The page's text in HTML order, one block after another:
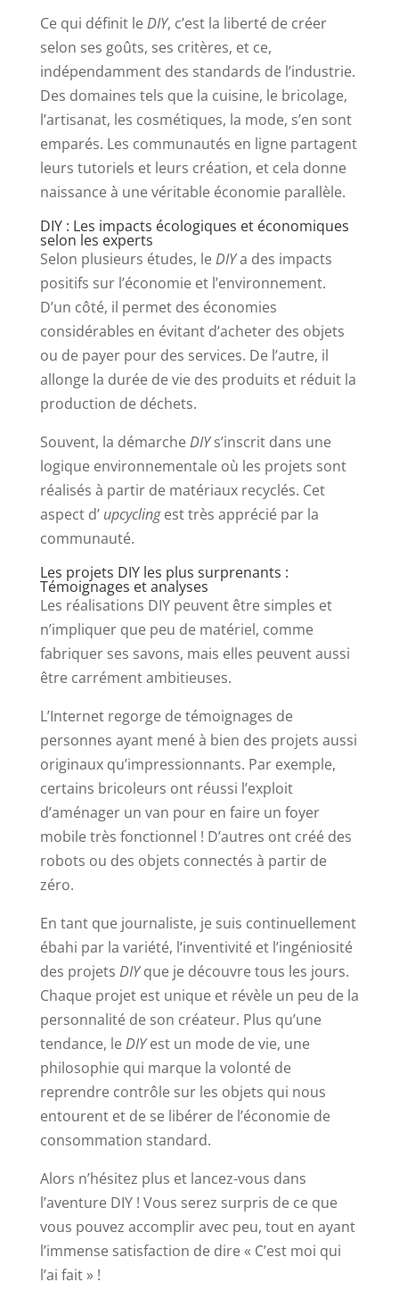
Ce qui définit leDIY, c’est la liberté de créer
selon ses goûts, ses critères, et ce,
indépendamment des standards de l’industrie.
Des domaines tels que la cuisine, le bricolage,
l’artisanat, les cosmétiques, la mode, s’en sont
emparés. Les communautés en ligne partagent
leurs tutoriels et leurs création, et cela donne
naissance à une véritable économie parallèle.
DIY : Les impacts écologiques et économiques
selon les experts
Selon plusieurs études, leDIYa des impacts
positifs sur l’économie et l’environnement.
D’un côté, il permet des économies
considérables en évitant d’acheter des objets
ou de payer pour des services. De l’autre, il
allonge la durée de vie des produits et réduit la
production de déchets.
Souvent, la démarcheDIYs’inscrit dans une
logique environnementale où les projets sont
réalisés à partir de matériaux recyclés. Cet
aspect d’ upcyclingest très apprécié par la
communauté.
Les projets DIY les plus surprenants :
Témoignages et analyses
Les réalisations DIY peuvent être simples et
n’impliquer que peu de matériel, comme
fabriquer ses savons, mais elles peuvent aussi
être carrément ambitieuses.
L’Internet regorge de témoignages de
personnes ayant mené à bien des projets aussi
originaux qu’impressionnants. Par exemple,
certains bricoleurs ont réussi l’exploit
d’aménager un van pour en faire un foyer
mobile très fonctionnel ! D’autres ont créé des
robots ou des objets connectés à partir de
zéro.
En tant que journaliste, je suis continuellement
ébahi par la variété, l’inventivité et l’ingéniosité
des projets DIYque je découvre tous les jours.
Chaque projet est unique et révèle un peu de la
personnalité de son créateur. Plus qu’une
tendance, leDIYest un mode de vie, une
philosophie qui marque la volonté de
reprendre contrôle sur les objets qui nous
entourent et de se libérer de l’économie de
consommation standard.
Alors n’hésitez plus et lancez-vous dans
l’aventure DIY ! Vous serez surpris de ce que
vous pouvez accomplir avec peu, tout en ayant
l’immense satisfaction de dire « C’est moi qui
l’ai fait » !